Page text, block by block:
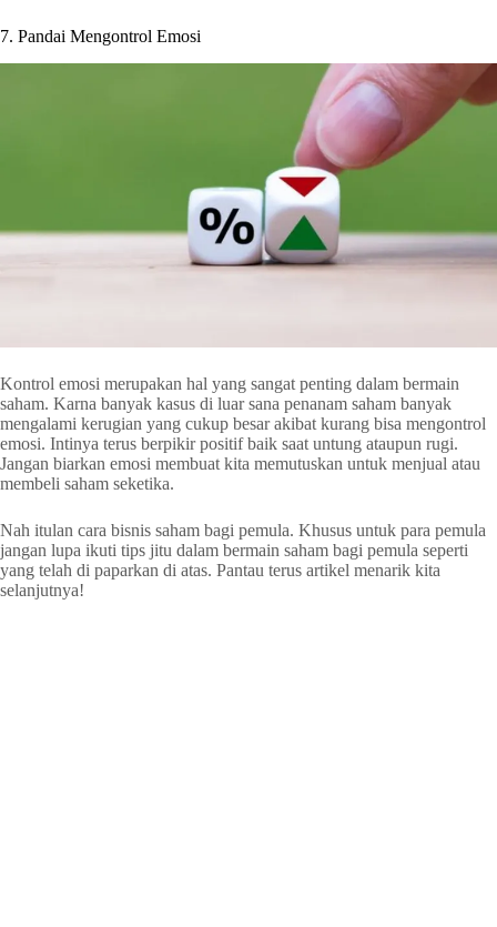
7. Pandai Mengontrol Emosi
Kontrol emosi merupakan hal yang sangat penting dalam bermain
saham. Karna banyak kasus di luar sana penanam saham banyak
mengalami kerugian yang cukup besar akibat kurang bisa mengontrol
emosi. Intinya terus berpikir positif baik saat untung ataupun rugi.
Jangan biarkan emosi membuat kita memutuskan untuk menjual atau
membeli saham seketika.
Nah itulan cara bisnis saham bagi pemula. Khusus untuk para pemula
jangan lupa ikuti tips jitu dalam bermain saham bagi pemula seperti
yang telah di paparkan di atas. Pantau terus artikel menarik kita
selanjutnya!